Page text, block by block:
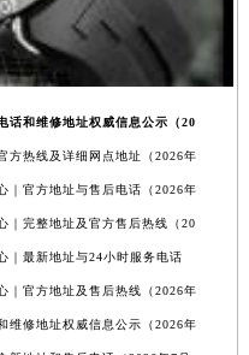
话和维修地址权威信息公示（20
方热线及详细网点地址（2026年
｜官方地址与售后电话（2026年
｜完整地址及官方售后热线（20
｜最新地址与24小时服务电话
｜官方地址及售后热线（2026年
维修地址权威信息公示（2026年